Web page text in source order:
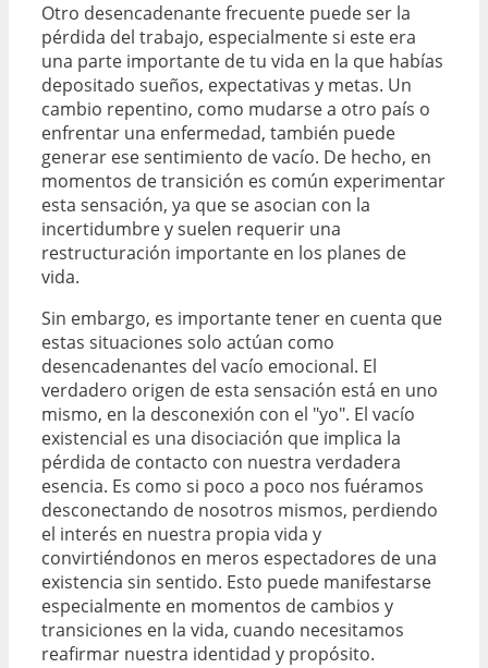
Otro desencadenante frecuente puede ser la
pérdida del trabajo, especialmente si este era
una parte importante de tu vida en la que habías
depositado sueños, expectativas y metas. Un
cambio repentino, como mudarse a otro país o
enfrentar una enfermedad, también puede
generar ese sentimiento de vacío. De hecho, en
momentos de transición es común experimentar
esta sensación, ya que se asocian con la
incertidumbre y suelen requerir una
restructuración importante en los planes de
vida.
Sin embargo, es importante tener en cuenta que
estas situaciones solo actúan como
desencadenantes del vacío emocional. El
verdadero origen de esta sensación está en uno
mismo, en la desconexión con el "yo". El vacío
existencial es una disociación que implica la
pérdida de contacto con nuestra verdadera
esencia. Es como si poco a poco nos fuéramos
desconectando de nosotros mismos, perdiendo
el interés en nuestra propia vida y
convirtiéndonos en meros espectadores de una
existencia sin sentido. Esto puede manifestarse
especialmente en momentos de cambios y
transiciones en la vida, cuando necesitamos
reafirmar nuestra identidad y propósito.